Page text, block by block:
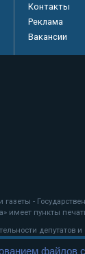
Контакты
Реклама
Вакансии
-
пункты
депутатов
файлов